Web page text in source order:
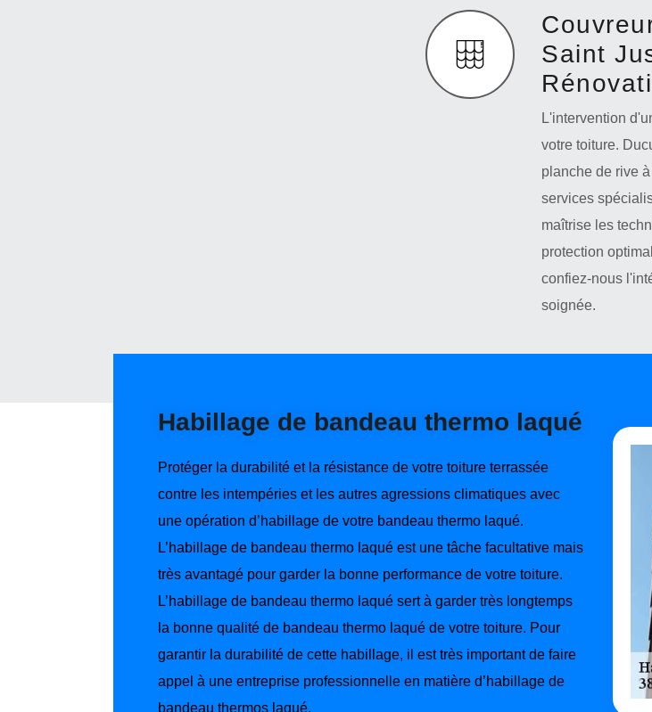
Saint
L'intervention
votre toiture.
planche de rive
services
maîtrise les
protection
confiez-nous
soignée.
Habillage de bandeau thermo laqué
Protéger la durabilité et la résistance de votre toiture terrassée
contre les intempéries et les autres agressions climatiques avec
une opération d’habillage de votre bandeau thermo laqué.
L’habillage de bandeau thermo laqué est une tâche facultative mais
très avantagé pour garder la bonne performance de votre toiture.
L’habillage de bandeau thermo laqué sert à garder très longtemps
la bonne qualité de bandeau thermo laqué de votre toiture. Pour
garantir la durabilité de cette habillage, il est très important de faire
appel à une entreprise professionnelle en matière d’habillage de
bandeau thermos laqué.